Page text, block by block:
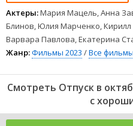
Актеры:Мария Мацель, Анна
Блинов, Юлия Марченко,
Варвара Павлова, Екатерина
Жанр:Фильмы 2023 /Все фильмы
Смотреть Отпуск в
с